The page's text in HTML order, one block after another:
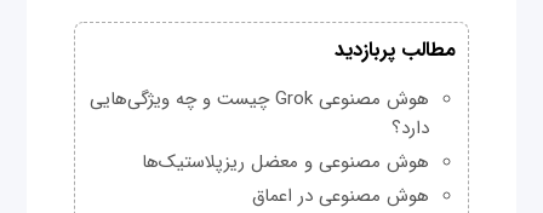
مطالب پربازدید
هوش مصنوعی Grok چیست و چه ویژگی‌هایی
دارد؟
هوش مصنوعی و معضل ریزپلاستیک‌ها
هوش مصنوعی در اعماق